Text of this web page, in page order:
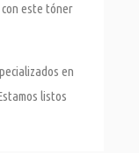
con este tóner
en
listos